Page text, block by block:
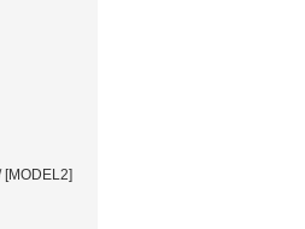
[MODEL2]